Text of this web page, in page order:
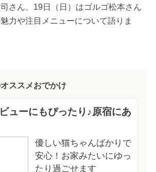
司さん、19日（日）はゴルゴ松本さん
力や注目メニューについて語りま
ススメおでかけ
ューにもぴったり♪原宿にあ
優しい猫ちゃんばかりで
安心！お家みたいにゆっ
たり過ごせます